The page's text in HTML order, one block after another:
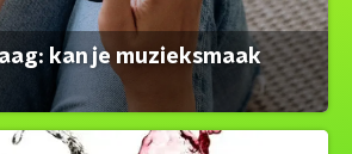
kan je muzieksmaak